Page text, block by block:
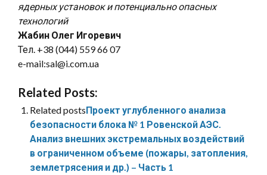
ядерных установок и потенциально опасных
технологий
Жабин Олег Игоревич
Тел. +38 (044) 559 66 07
e-mail:sal@i.com.ua
Related Posts:
Related postsПроект углубленного анализа
безопасности блока № 1 Ровенской АЭС.
Анализ внешних экстремальных воздействий
в ограниченном объеме (пожары, затопления,
землетрясения и др.) – Часть 1